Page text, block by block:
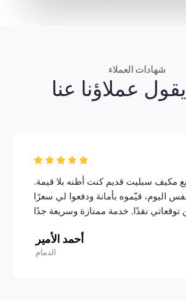
شهادات العملاء
عملاؤنا عنا
مكيف سبليت قديم كنت أظنه بلا قيمة.
اليوم، قيّموه بأمانة ودفعوا لي سعرًا
أحمد الأمير
الدمام